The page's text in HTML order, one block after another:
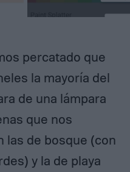
percatado que
la mayoría del
de una lámpara
que nos
las de bosque (con
y la de playa